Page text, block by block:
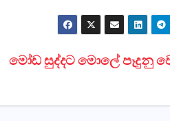
මෝඩ සුද්දට මොලේ පෑදුනු